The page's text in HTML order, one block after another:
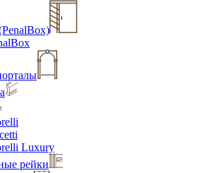
Luxury
рейки